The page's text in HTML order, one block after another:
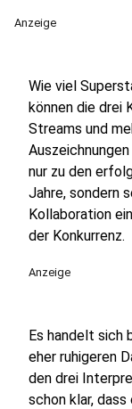
Anzeige
Wie viel
können die drei
Streams und
nur zu den
Jahre, sondern
Kollaboration
der Konkurrenz.
Anzeige
Es handelt sich
eher ruhigeren
den drei
schon klar,